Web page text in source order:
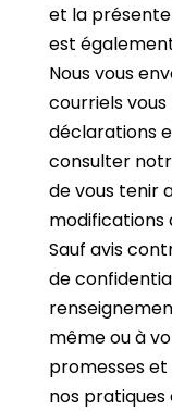
et la
est
Nous vous
courriels
déclarations
consulter
de vous tenir
modifications
Sauf avis
de
même ou à
promesses
nos